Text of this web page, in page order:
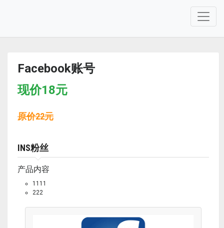
Facebook账号
现价18元
原价22元
INS粉丝
产品内容
1111
222